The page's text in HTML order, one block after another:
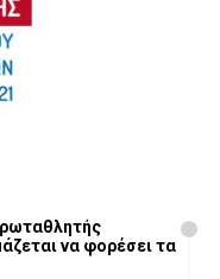
να φορέσει τα